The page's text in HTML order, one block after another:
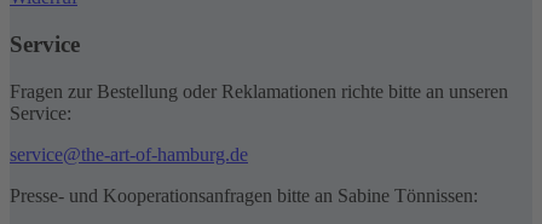
Service
Fragen zur Bestellung oder Reklamationen richte bitte an unseren
Service:
service@the-art-of-hamburg.de
Presse- und Kooperationsanfragen bitte an Sabine Tönnissen: